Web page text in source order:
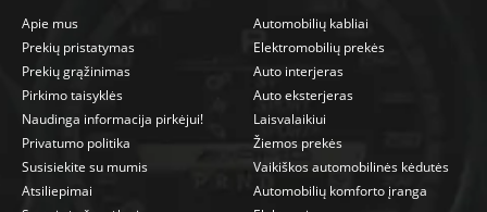
Apie mus
Prekių pristatymas
Prekių grąžinimas
Pirkimo taisyklės
Naudinga informacija pirkėjui!
Privatumo politika
Susisiekite su mumis
Atsiliepimai
Automobilių kabliai
Elektromobilių prekės
Auto interjeras
Auto eksterjeras
Laisvalaikiui
Žiemos prekės
Vaikiškos automobilinės kėdutės
Automobilių komforto įranga